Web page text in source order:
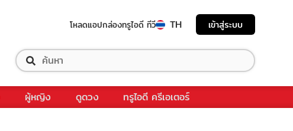
โหลดแอปกล่องทรูไอดี ทีวี TH เข้าสู่ระบบ
ผู้หญิง ดูดวง ทรูไอดี ครีเอเตอร์